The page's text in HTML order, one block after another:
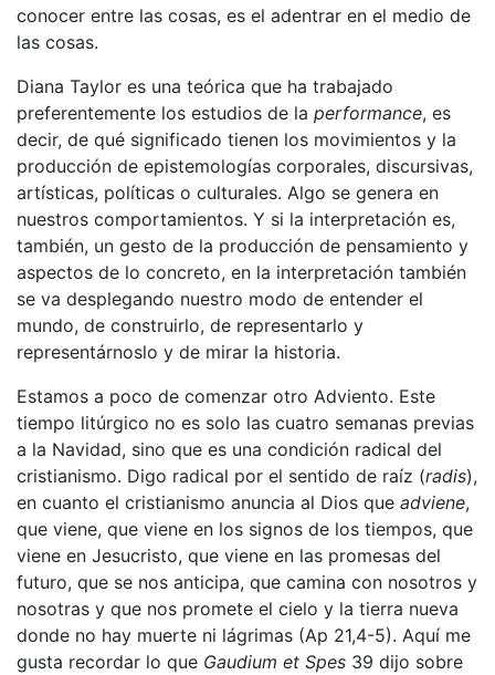
conocer entre las cosas, es el adentrar en el medio de
las cosas.
Diana Taylor es una teórica que ha trabajado
preferentemente los estudios de la performance, es
decir, de qué significado tienen los movimientos y la
producción de epistemologías corporales, discursivas,
artísticas, políticas o culturales. Algo se genera en
nuestros comportamientos. Y si la interpretación es,
también, un gesto de la producción de pensamiento y
aspectos de lo concreto, en la interpretación también
se va desplegando nuestro modo de entender el
mundo, de construirlo, de representarlo y
representárnoslo y de mirar la historia.
Estamos a poco de comenzar otro Adviento. Este
tiempo litúrgico no es solo las cuatro semanas previas
a la Navidad, sino que es una condición radical del
cristianismo. Digo radical por el sentido de raíz (radis),
en cuanto el cristianismo anuncia al Dios que adviene,
que viene, que viene en los signos de los tiempos, que
viene en Jesucristo, que viene en las promesas del
futuro, que se nos anticipa, que camina con nosotros y
nosotras y que nos promete el cielo y la tierra nueva
donde no hay muerte ni lágrimas (Ap 21,4-5). Aquí me
gusta recordar lo que Gaudium et Spes 39 dijo sobre